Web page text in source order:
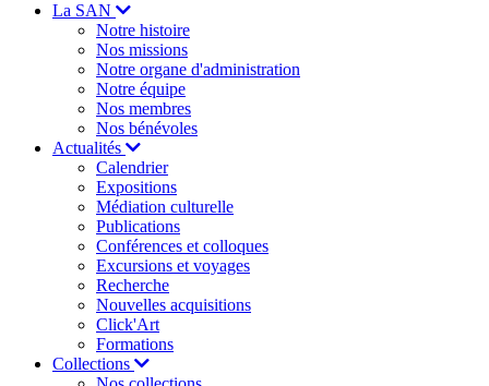
La SAN
Notre histoire
Nos missions
Notre organe d'administration
Notre équipe
Nos membres
Nos bénévoles
Actualités
Calendrier
Expositions
Médiation culturelle
Publications
Conférences et colloques
Excursions et voyages
Recherche
Nouvelles acquisitions
Click'Art
Formations
Collections